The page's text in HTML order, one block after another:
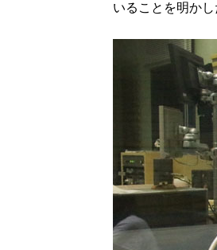
いることを明かし